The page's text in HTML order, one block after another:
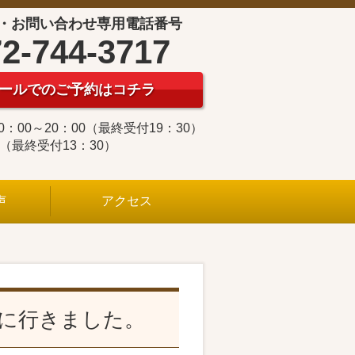
お問い合わせ専用電話番号
744-3717
ルでのご予約はコチラ
：00～20：00（最終受付19：30）
終受付13：30）
アクセス
行きました。